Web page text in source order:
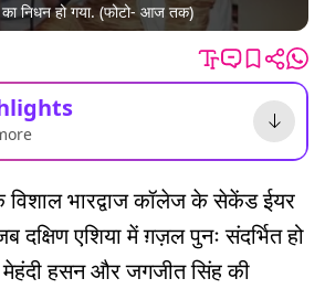
निधन हो गया. (फोटो- आज तक)
विशाल भारद्वाज कॉलेज के सेकेंड ईयर
दक्षिण एशिया में ग़ज़ल पुनः संदर्भित हो
मेहंदी हसन और जगजीत सिंह की